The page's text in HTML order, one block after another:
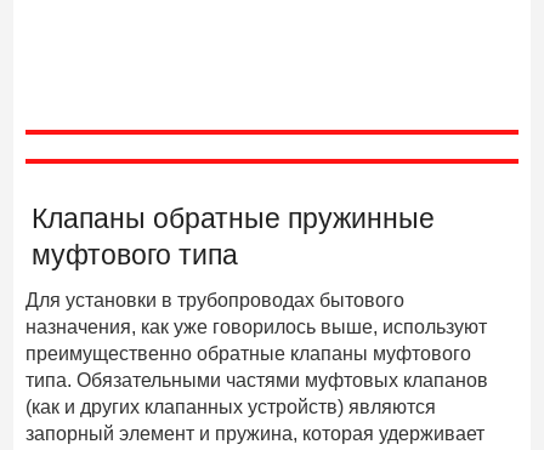
Клапаны обратные пружинные
муфтового типа
Для установки в трубопроводах бытового
назначения, как уже говорилось выше, используют
преимущественно обратные клапаны муфтового
типа. Обязательными частями муфтовых клапанов
(как и других клапанных устройств) являются
запорный элемент и пружина, которая удерживает